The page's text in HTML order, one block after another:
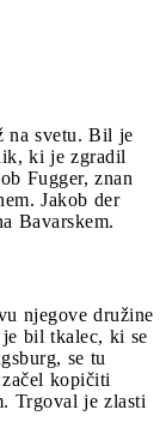
na svetu. Bil je
ki je zgradil
Fugger, znan
Jakob der
Bavarskem.
njegove družine
bil tkalec, ki se
se tu
kopičiti
Trgoval je zlasti